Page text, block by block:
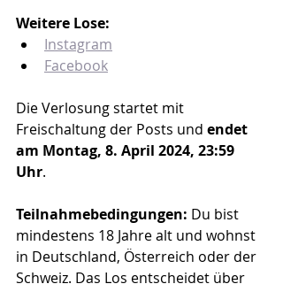
Weitere Lose:
Instagram
Facebook
Die Verlosung startet mit
Freischaltung der Posts und endet
am Montag, 8. April 2024, 23:59
Uhr.
Teilnahmebedingungen: Du bist
mindestens 18 Jahre alt und wohnst
in Deutschland, Österreich oder der
Schweiz. Das Los entscheidet über